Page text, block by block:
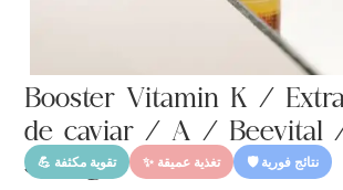
Booster Vitamin K /
de caviar / A / Beevital
Strong+
💪 تقوية مكثفة ✨ تغذية عميقة 🛡️ نتائج فورية